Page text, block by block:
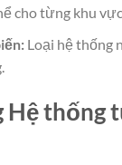
cho từng khu
Loại hệ thống
Hệ thống